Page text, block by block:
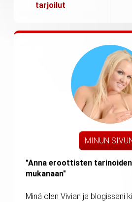
tarjoilut
MINUN
"Anna eroottisten
mukanaan"
Minä olen Vivian ja blogissani